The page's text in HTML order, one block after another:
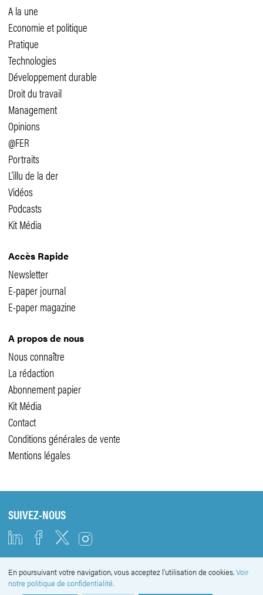
A la une
Economie et politique
Pratique
Technologies
Développement durable
Droit du travail
Management
Opinions
@FER
Portraits
L'illu de la der
Vidéos
Podcasts
Kit Média
Accès Rapide
Newsletter
E-paper journal
E-paper magazine
A propos de nous
Nous connaître
La rédaction
Abonnement papier
Kit Média
Contact
Conditions générales de vente
Mentions légales
SUIVEZ-NOUS
NEWSLETTER
En poursuivant votre navigation, vous acceptez l'utilisation de cookies.Voir
notre politique de confidentialité.